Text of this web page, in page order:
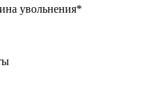
увольнения*